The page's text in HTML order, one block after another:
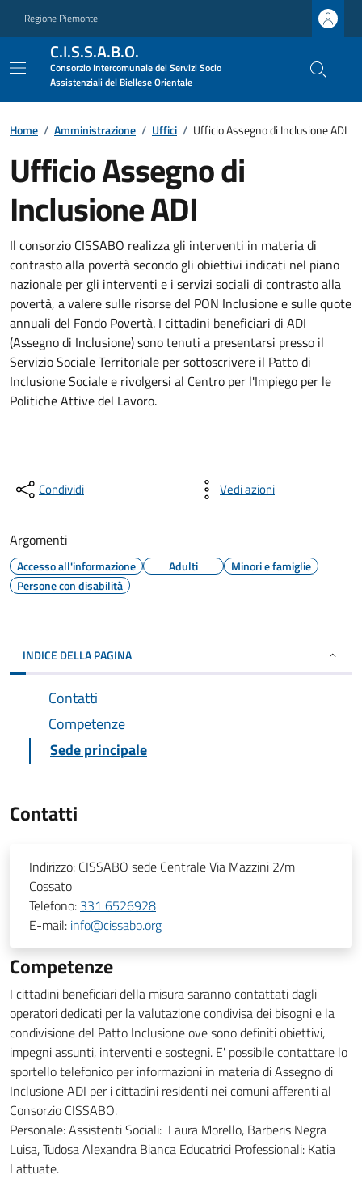
Regione Piemonte
C.I.S.S.A.B.O.
Consorzio Intercomunale dei Servizi Socio
Assistenziali del Biellese Orientale
Home / Amministrazione / Uffici / Ufficio Assegno di Inclusione ADI
Ufficio Assegno di
Inclusione ADI
Il consorzio CISSABO realizza gli interventi in materia di
contrasto alla povertà secondo gli obiettivi indicati nel piano
nazionale per gli interventi e i servizi sociali di contrasto alla
povertà, a valere sulle risorse del PON Inclusione e sulle quote
annuali del Fondo Povertà. I cittadini beneficiari di ADI
(Assegno di Inclusione) sono tenuti a presentarsi presso il
Servizio Sociale Territoriale per sottoscrivere il Patto di
Inclusione Sociale e rivolgersi al Centro per l'Impiego per le
Politiche Attive del Lavoro.
Condividi Vedi azioni
Argomenti
Accesso all'informazione Adulti
Minori e famiglie
Persone con disabilità
INDICE DELLA PAGINA
Contatti
Competenze
Sede principale
Contatti
Indirizzo: CISSABO sede Centrale Via Mazzini 2/m
Cossato
Telefono: 331 6526928
E-mail: info@cissabo.org
Competenze
I cittadini beneficiari della misura saranno contattati dagli
operatori dedicati per la valutazione condivisa dei bisogni e la
condivisione del Patto Inclusione ove sono definiti obiettivi,
impegni assunti, interventi e sostegni. E' possibile contattare lo
sportello telefonico per informazioni in materia di Assegno di
Inclusione ADI per i cittadini residenti nei comuni afferenti al
Consorzio CISSABO.
Personale: Assistenti Sociali: Laura Morello, Barberis Negra
Luisa, Tudosa Alexandra Bianca Educatrici Professionali: Katia
Lattuate.